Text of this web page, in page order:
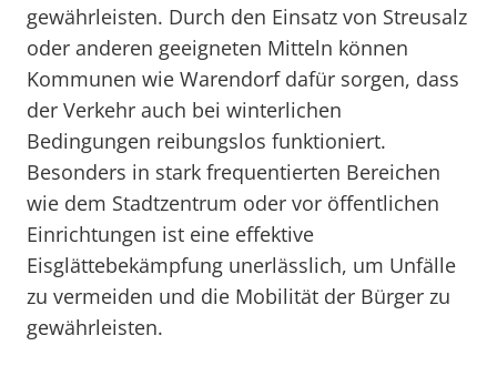
gewährleisten. Durch den Einsatz von Streusalz
oder anderen geeigneten Mitteln können
Kommunen wie Warendorf dafür sorgen, dass
der Verkehr auch bei winterlichen
Bedingungen reibungslos funktioniert.
Besonders in stark frequentierten Bereichen
wie dem Stadtzentrum oder vor öffentlichen
Einrichtungen ist eine effektive
Eisglättebekämpfung unerlässlich, um Unfälle
zu vermeiden und die Mobilität der Bürger zu
gewährleisten.